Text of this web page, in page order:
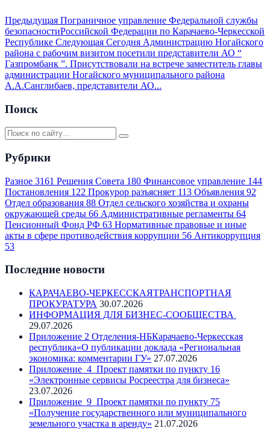
Предыдущая Пограничное управление Федеральной службы
безопасностиРоссийской Федерации по Карачаево-Черкесской
Республике Следующая Сегодня Администрацию Ногайского
района с рабочим визитом посетили представители АО “
Газпромбанк ”. Присутствовали на встрече заместитель главы
администрации Ногайского муниципального района
А.А.Санглибаев, представители АО...
Поиск
Рубрики
Разное 3161 Решения Совета 180 Финансовое управление 144
Постановления 122 Прокурор разъясняет 113 Объявления 92
Отдел образования 88 Отдел сельского хозяйства и охраны
окружающей среды 66 Административные регламенты 64
Пенсионный Фонд РФ 63 Нормативные правовые и иные
акты в сфере противодействия коррупции 56 Антикоррупция
53
Последние новости
КАРАЧАЕВО-ЧЕРКЕССКАЯТРАНСПОРТНАЯ
ПРОКУРАТУРА 30.07.2026
ИНФОРМАЦИЯ ДЛЯ БИЗНЕС-СООБЩЕСТВА
29.07.2026
Приложение 2 Отделения-НБКарачаево-Черкесская
республика«О публикации доклада «Региональная
экономика: комментарии ГУ» 27.07.2026
Приложение_4_Проект памятки по пункту 16
«Электронные сервисы Росреестра для бизнеса»
23.07.2026
Приложение_9_Проект памятки по пункту 75
«Получение государственного или муниципального
земельного участка в аренду» 21.07.2026